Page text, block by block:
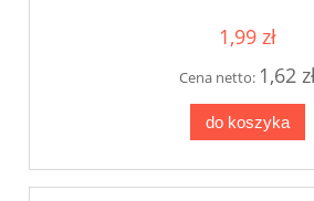
1,99 zł
Cena netto: 1,62
do koszyka